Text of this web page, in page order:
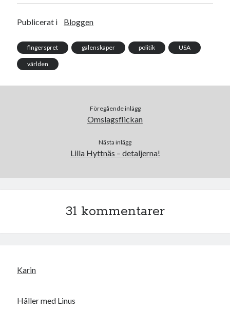
c
b
k
i
t
Publicerat i Bloggen
fingerspret galenskaper politik USA
världen
Föregående inlägg
Omslagsflickan
Nästa inlägg
Lilla Hyttnäs – detaljerna!
31 kommentarer
Karin
Håller med Linus